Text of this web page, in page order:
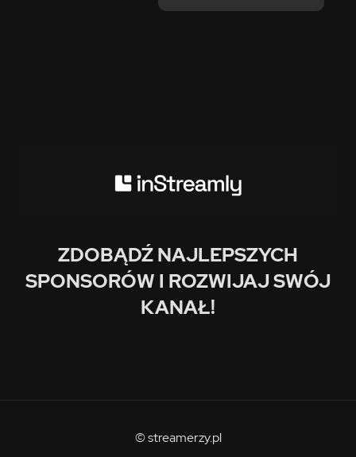
ZDOBĄDŹ NAJLEPSZYCH
SPONSORÓW I ROZWIJAJ SWÓJ
KANAŁ!
© streamerzy.pl